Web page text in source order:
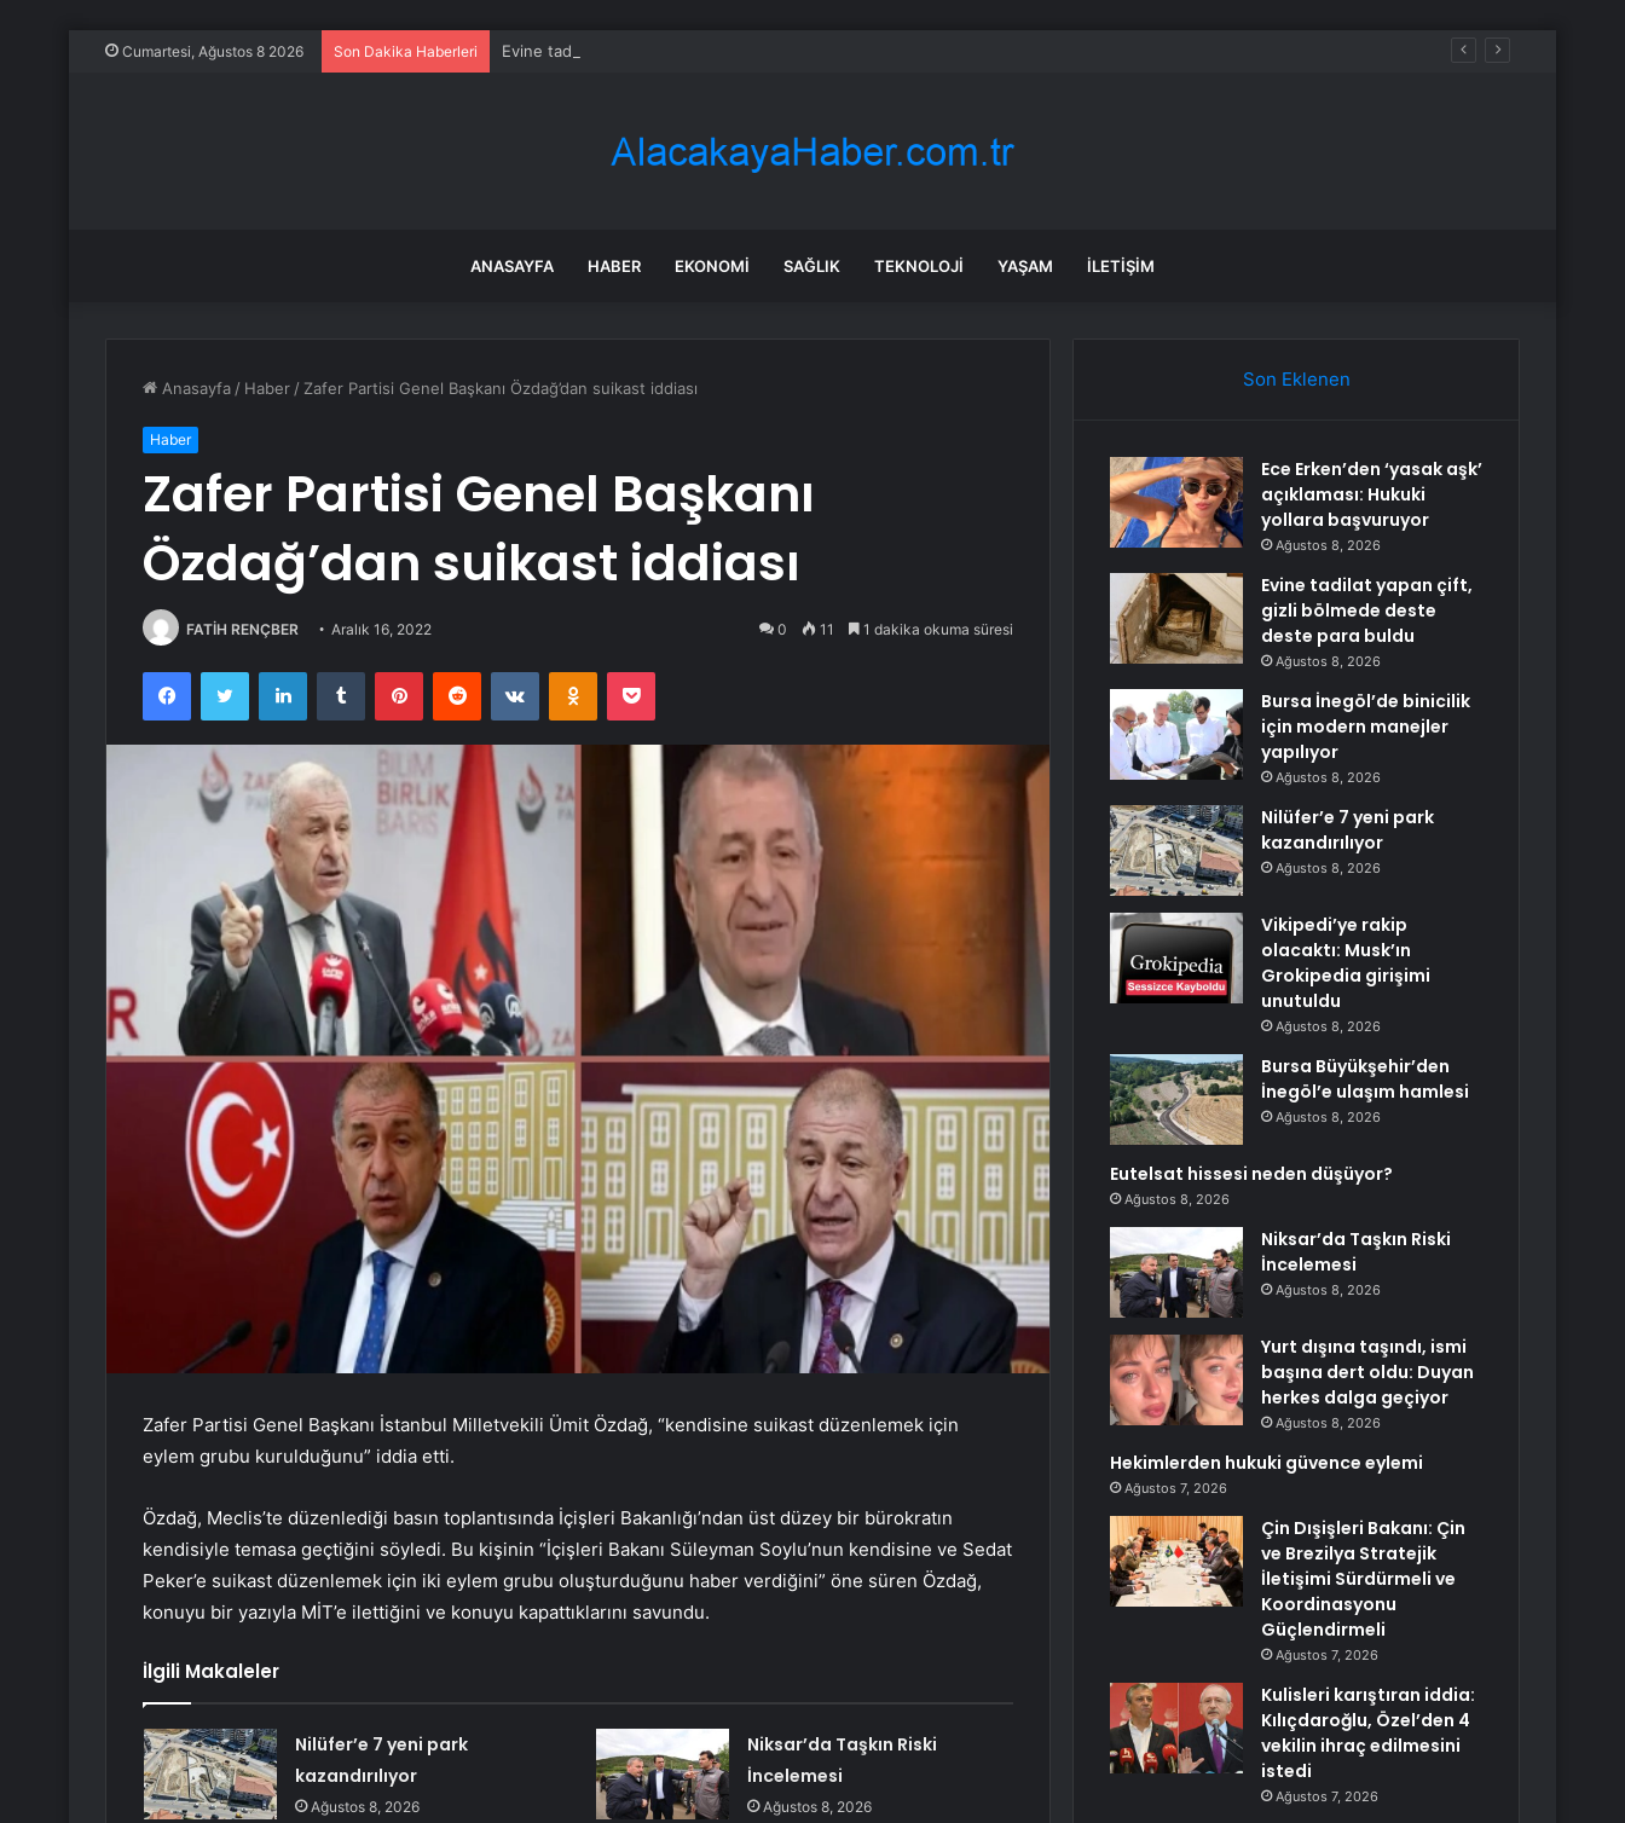
Cumartesi, Ağustos 8 2026 Son Dakika Haberleri Evine tadilat yapan çift, gizli bölmede deste deste para buldu
ANASAYFA HABER EKONOMI SAĞLIK TEKNOLOJI YAŞAM İLETIŞIM
Anasayfa / Haber / Zafer Partisi Genel Başkanı Özdağ’dan suikast iddiası
Haber
Zafer Partisi Genel Başkanı
Özdağ’dan suikast iddiası
FATİH RENÇBER Aralık 16, 2022 0 11 1 dakika okuma süresi
FacebookTwitter LinkedInTumblr PinterestReddit VKontakteOdnoklassniki
Pocket
Zafer Partisi Genel Başkanı İstanbul Milletvekili Ümit Özdağ, “kendisine suikast düzenlemek için
eylem grubu kurulduğunu” iddia etti.
Özdağ, Meclis’te düzenlediği basın toplantısında İçişleri Bakanlığı’ndan üst düzey bir bürokratın
kendisiyle temasa geçtiğini söyledi. Bu kişinin “İçişleri Bakanı Süleyman Soylu’nun kendisine ve Sedat
Peker’e suikast düzenlemek için iki eylem grubu oluşturduğunu haber verdiğini” öne süren Özdağ,
konuyu bir yazıyla MİT’e ilettiğini ve konuyu kapattıklarını savundu.
İlgili Makaleler
Nilüfer’e 7 yeni park
kazandırılıyor
Ağustos 8, 2026
Niksar’da Taşkın Riski
İncelemesi
Ağustos 8, 2026
Son Eklenen
Ece Erken’den ‘yasak aşk’
açıklaması: Hukuki
yollara başvuruyor
Ağustos 8, 2026
Evine tadilat yapan çift,
gizli bölmede deste
deste para buldu
Ağustos 8, 2026
Bursa İnegöl’de binicilik
için modern manejler
yapılıyor
Ağustos 8, 2026
Nilüfer’e 7 yeni park
kazandırılıyor
Ağustos 8, 2026
Vikipedi’ye rakip
olacaktı: Musk’ın
Grokipedia girişimi
unutuldu
Ağustos 8, 2026
Bursa Büyükşehir’den
İnegöl’e ulaşım hamlesi
Ağustos 8, 2026
Eutelsat hissesi neden düşüyor?
Ağustos 8, 2026
Niksar’da Taşkın Riski
İncelemesi
Ağustos 8, 2026
Yurt dışına taşındı, ismi
başına dert oldu: Duyan
herkes dalga geçiyor
Ağustos 8, 2026
Hekimlerden hukuki güvence eylemi
Ağustos 7, 2026
Çin Dışişleri Bakanı: Çin
ve Brezilya Stratejik
İletişimi Sürdürmeli ve
Koordinasyonu
Güçlendirmeli
Ağustos 7, 2026
Kulisleri karıştıran iddia:
Kılıçdaroğlu, Özel’den 4
vekilin ihraç edilmesini
istedi
Ağustos 7, 2026